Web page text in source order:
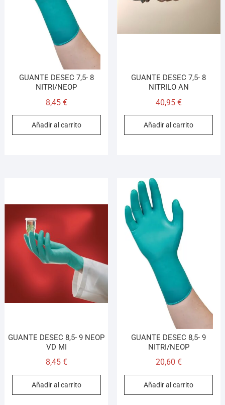
GUANTE DESEC 7,5- 8
NITRI/NEOP
8,45 €
Añadir al carrito
GUANTE DESEC 7,5- 8
NITRILO AN
40,95 €
Añadir al carrito
GUANTE DESEC 8,5- 9 NEOP
VD MI
8,45 €
Añadir al carrito
GUANTE DESEC 8,5- 9
NITRI/NEOP
20,60 €
Añadir al carrito